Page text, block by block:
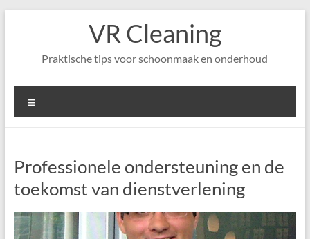
VR Cleaning
Praktische tips voor schoonmaak en onderhoud
Professionele ondersteuning en de
toekomst van dienstverlening